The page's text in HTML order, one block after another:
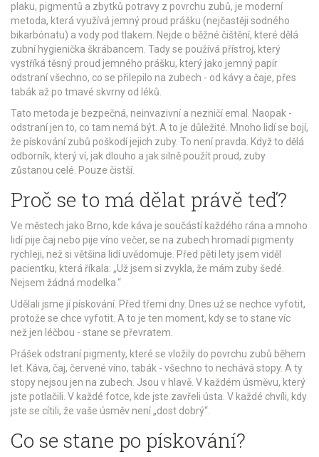
plaku, pigmentů a zbytků potravy z povrchu zubů, je moderní
metoda, která využívá jemný proud prášku (nejčastěji sodného
bikarbónatu) a vody pod tlakem. Nejde o běžné čištění, které dělá
zubní hygienička škrábancem. Tady se používá přístroj, který
vystříká těsný proud jemného prášku, který jako jemný papír
odstraní všechno, co se přilepilo na zubech - od kávy a čaje, přes
tabák až po tmavé skvrny od léků.
Tato metoda je bezpečná, neinvazivní a nezničí emal. Naopak -
odstraní jen to, co tam nemá být. A to je důležité. Mnoho lidí se bojí,
že pískování zubů poškodí jejich zuby. To není pravda. Když to dělá
odborník, který ví, jak dlouho a jak silně použít proud, zuby
zůstanou celé. Pouze čistší.
Proč se to má dělat právě teď?
Ve městech jako Brno, kde káva je součástí každého rána a mnoho
lidí pije čaj nebo pije víno večer, se na zubech hromadí pigmenty
rychleji, než si většina lidí uvědomuje. Před pěti lety jsem viděl
pacientku, která říkala: „Už jsem si zvykla, že mám zuby šedé.
Nejsem žádná modelka.“
Udělali jsme jí pískování. Před třemi dny. Dnes už se nechce vyfotit,
protože se chce vyfotit. A to je ten moment, kdy se to stane víc
než jen léčbou - stane se převratem.
Prášek odstraní pigmenty, které se vložily do povrchu zubů během
let. Káva, čaj, červené víno, tabák - všechno to nechává stopy. A ty
stopy nejsou jen na zubech. Jsou v hlavě. V každém úsměvu, který
jste potlačili. V každé fotce, kde jste zavřeli ústa. V každé chvíli, kdy
jste se cítili, že vaše úsměv není „dost dobrý“.
Co se stane po pískování?